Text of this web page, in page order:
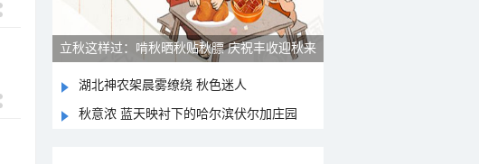
立秋这样过：啃秋晒秋贴秋膘 庆祝丰收迎秋来
湖北神农架晨雾缭绕 秋色迷人
秋意浓 蓝天映衬下的哈尔滨伏尔加庄园